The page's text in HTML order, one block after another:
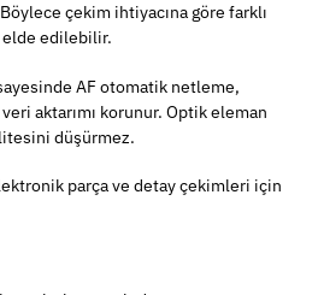
çekim ihtiyacına göre farklı
edilebilir.
AF otomatik netleme,
aktarımı korunur. Optik eleman
düşürmez.
parça ve detay çekimleri için